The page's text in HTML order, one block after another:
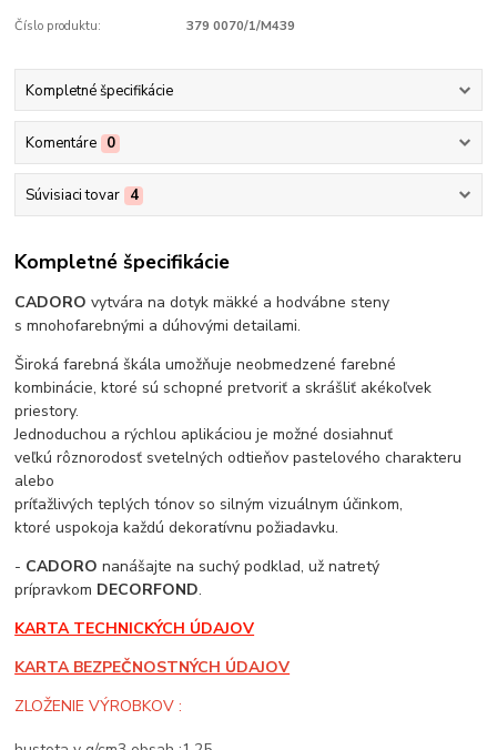
Číslo produktu: 379 0070/1/M439
Kompletné špecifikácie
Komentáre 0
Súvisiaci tovar 4
Kompletné špecifikácie
CADORO vytvára na dotyk mäkké a hodvábne steny
s mnohofarebnými a dúhovými detailami.
Široká farebná škála umožňuje neobmedzené farebné
kombinácie, ktoré sú schopné pretvoriť a skrášliť akékoľvek
priestory.
Jednoduchou a rýchlou aplikáciou je možné dosiahnuť
veľkú rôznorodosť svetelných odtieňov pastelového charakteru
alebo
príťažlivých teplých tónov so silným vizuálnym účinkom,
ktoré uspokoja každú dekoratívnu požiadavku.
- CADORO nanášajte na suchý podklad, už natretý
prípravkom DECORFOND.
KARTA TECHNICKÝCH ÚDAJOV
KARTA BEZPEČNOSTNÝCH ÚDAJOV
ZLOŽENIE VÝROBKOV :